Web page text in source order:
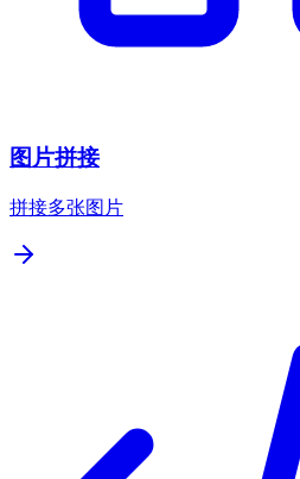
图片拼接
拼接多张图片